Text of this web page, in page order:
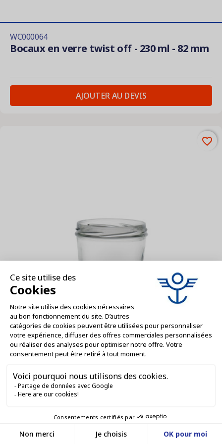
WC000064
Bocaux en verre twist off - 230 ml - 82 mm
AJOUTER AU DEVIS
Bocaux en verre twist off - 236 ml - 82 mm
AJOUTER AU DEVIS
favorite_border